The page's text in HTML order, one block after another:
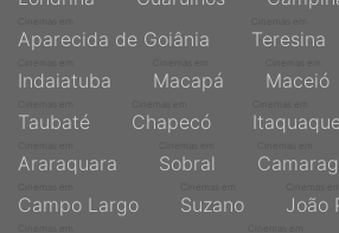
Aparecida de Goiânia Teresina
Indaiatuba Macapá Maceió
Taubaté Chapecó
Araraquara Sobral
Campo Largo Suzano João